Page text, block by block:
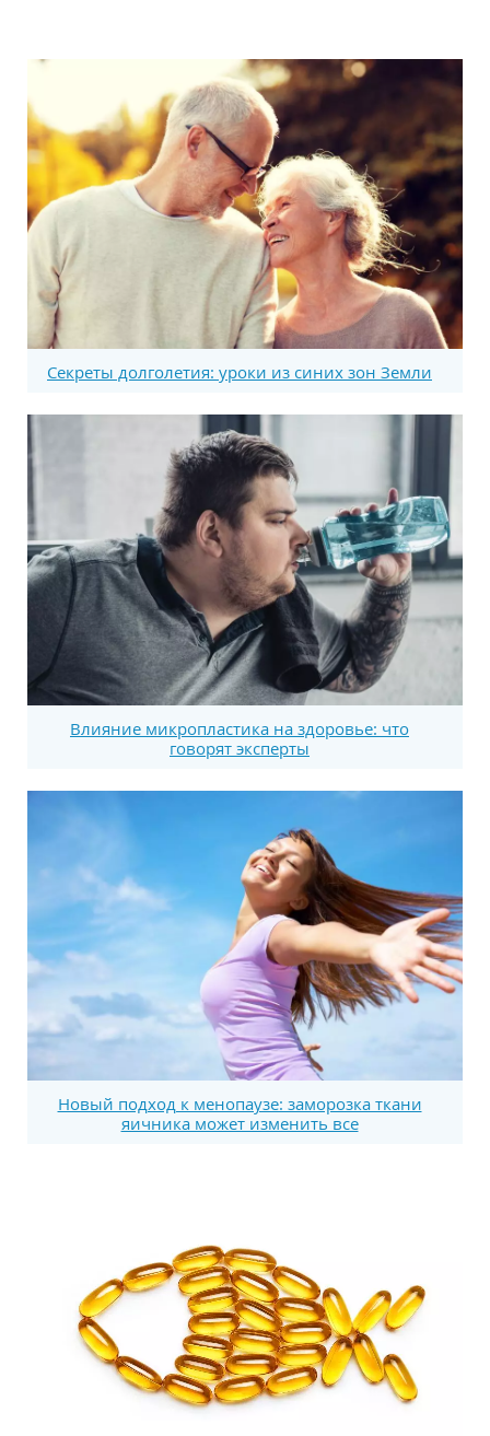
Секреты долголетия: уроки из синих зон Земли
Влияние микропластика на здоровье: что
говорят эксперты
Новый подход к менопаузе: заморозка ткани
яичника может изменить все